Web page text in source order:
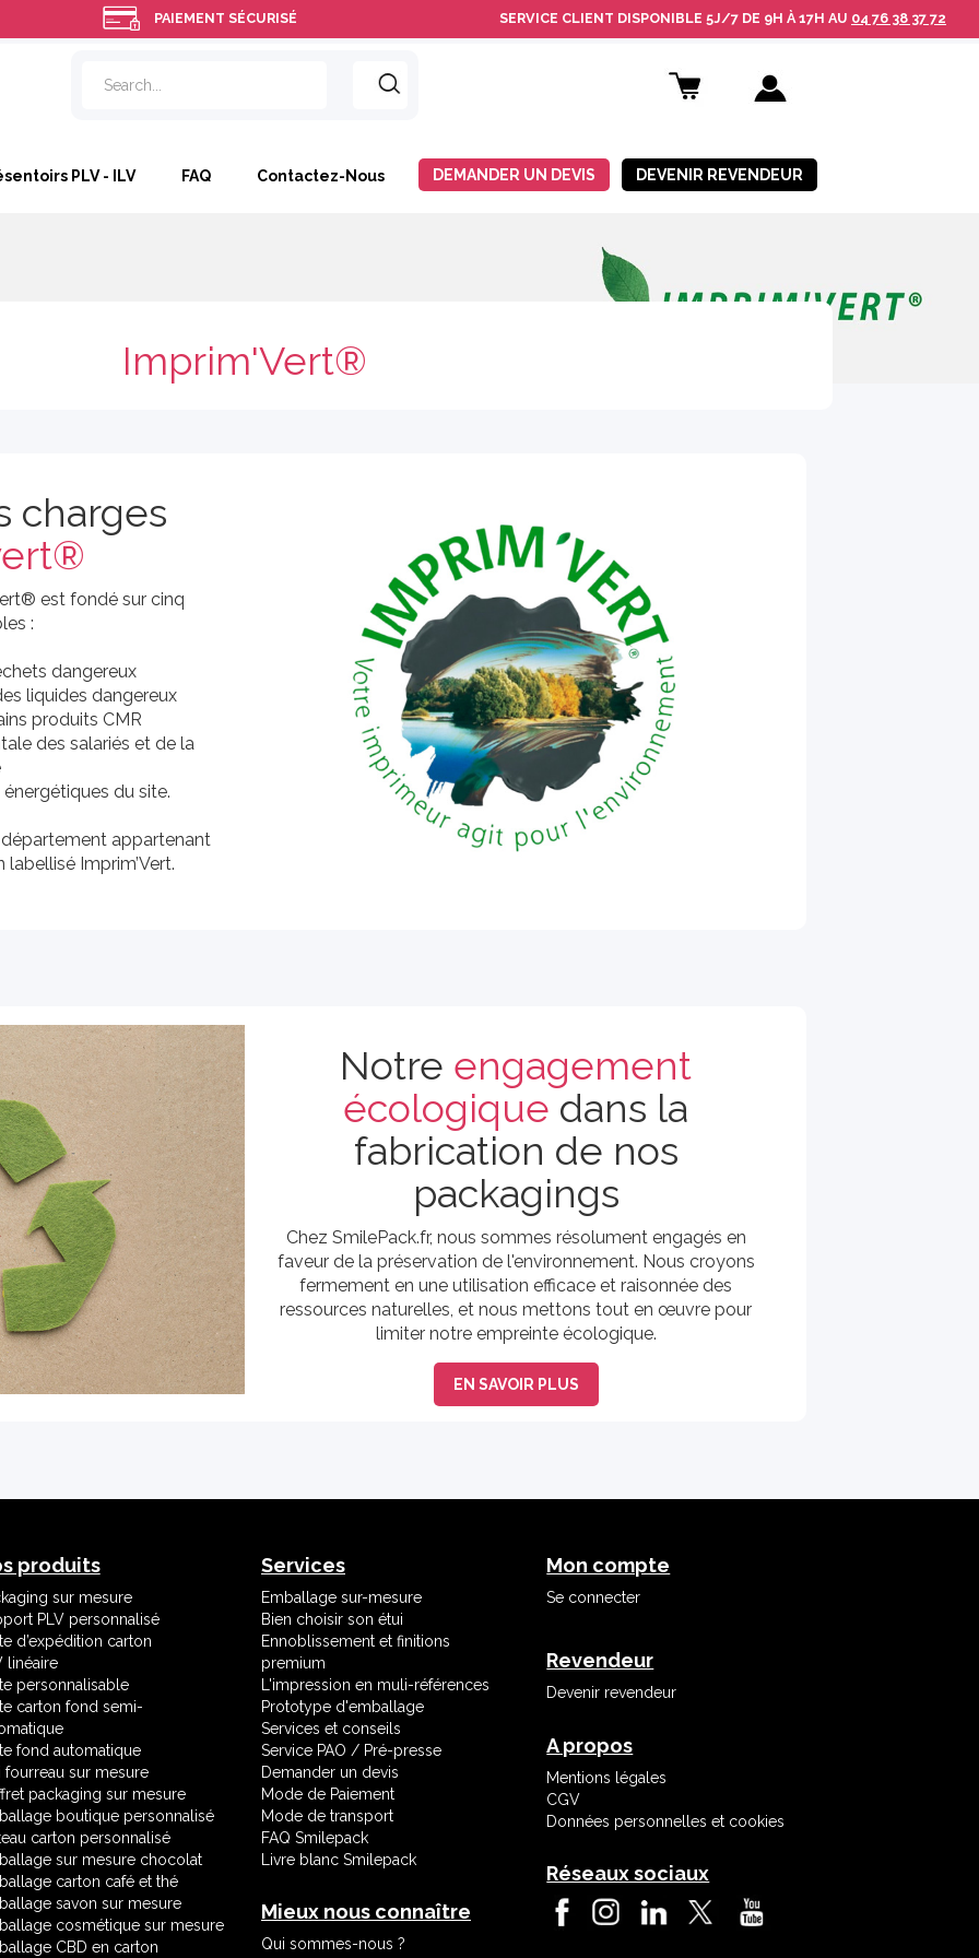
PAIEMENT SÉCURISÉ SERVICE CLIENT DISPONIBLE 5J/7 DE 9H À 17H AU 04 76 38 37 72
DEMANDER UN DEVIS DEVENIR REVENDEUR
PLV - ILV FAQ Contactez-Nous
Imprim'Vert®
charges
est fondé sur cinq
:
dangereux
liquides dangereux
produits CMR
des salariés et de la
du site.
appartenant
labellisé Imprim’Vert.
Notre engagement
écologique dans la
fabrication de nos
packagings
Chez SmilePack.fr, nous sommes résolument engagés en
faveur de la préservation de l'environnement. Nous croyons
fermement en une utilisation efficace et raisonnée des
ressources naturelles, et nous mettons tout en œuvre pour
limiter notre empreinte écologique.
EN SAVOIR PLUS
produits
sur mesure
PLV personnalisé
d’expédition carton
linéaire
personnalisable
carton fond semi-
fond automatique
fourreau sur mesure
packaging sur mesure
boutique personnalisé
carton personnalisé
sur mesure chocolat
carton café et thé
savon sur mesure
cosmétique sur mesure
CBD en carton
Services
Emballage sur-mesure
Bien choisir son étui
Ennoblissement et finitions
premium
L'impression en muli-références
Prototype d'emballage
Services et conseils
Service PAO / Pré-presse
Demander un devis
Mode de Paiement
Mode de transport
FAQ Smilepack
Livre blanc Smilepack
Mieux nous connaître
Qui sommes-nous ?
Mon compte
Se connecter
Revendeur
Devenir revendeur
A propos
Mentions légales
CGV
Données personnelles et cookies
Réseaux sociaux